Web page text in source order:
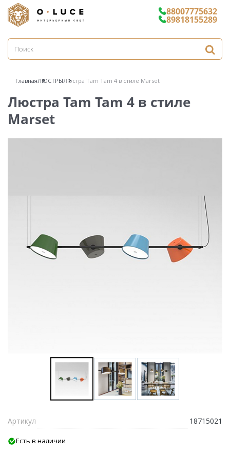
88007775632
89818155289
ГлавнаяЛЮСТРЫЛюстра Tam Tam 4 в стиле Marset
Люстра Tam Tam 4 в стиле
Marset
Артикул 18715021
Есть в наличии